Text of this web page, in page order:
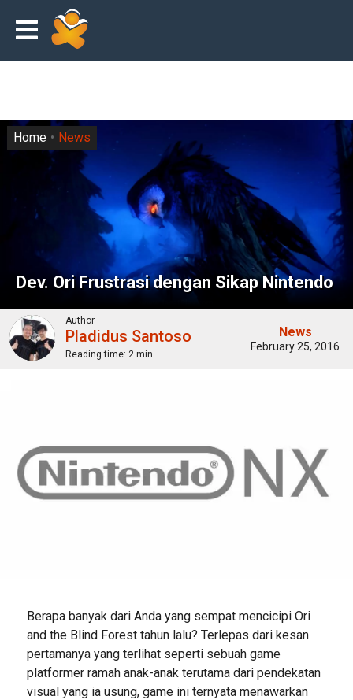
Dev. Ori Frustrasi dengan Sikap Nintendo
Home News
Author
Pladidus Santoso
Reading time: 2 min
News
February 25, 2016
Berapa banyak dari Anda yang sempat mencicipi Ori
and the Blind Forest tahun lalu? Terlepas dari kesan
pertamanya yang terlihat seperti sebuah game
platformer ramah anak-anak terutama dari pendekatan
visual yang ia usung, game ini ternyata menawarkan